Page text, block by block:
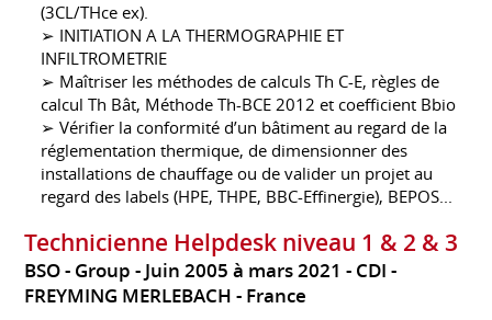
(3CL/THce ex).
➢ INITIATION A LA THERMOGRAPHIE ET
INFILTROMETRIE
➢ Maîtriser les méthodes de calculs Th C-E, règles de
calcul Th Bât, Méthode Th-BCE 2012 et coefficient Bbio
➢ Vérifier la conformité d’un bâtiment au regard de la
réglementation thermique, de dimensionner des
installations de chauffage ou de valider un projet au
regard des labels (HPE, THPE, BBC-Effinergie), BEPOS...
Technicienne Helpdesk niveau 1 & 2 & 3
BSO - Group Juin 2005 à mars 2021 CDI
FREYMING MERLEBACH
France